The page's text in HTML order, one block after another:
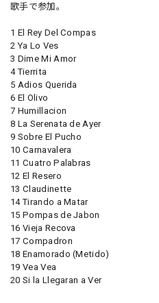
歌手で参加。
1 El Rey Del Compas
2 Ya Lo Ves
3 Dime Mi Amor
4 Tierrita
5 Adios Querida
6 El Olivo
7 Humillacion
8 La Serenata de Ayer
9 Sobre El Pucho
10 Carnavalera
11 Cuatro Palabras
12 El Resero
13 Claudinette
14 Tirando a Matar
15 Pompas de Jabon
16 Vieja Recova
17 Compadron
18 Enamorado (Metido)
19 Vea Vea
20 Si la Llegaran a Ver